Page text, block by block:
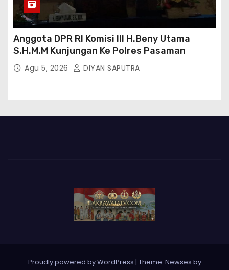
Anggota DPR RI Komisi III H.Beny Utama
S.H.M.M Kunjungan Ke Polres Pasaman
Agu 5, 2026 DIYAN SAPUTRA
Proudly powered by WordPress | Theme: Newses by